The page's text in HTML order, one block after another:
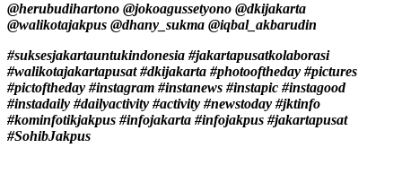
@herubudihartono @jokoagussetyono @dkijakarta
@walikotajakpus @dhany_sukma @iqbal_akbarudin
#suksesjakartauntukindonesia #jakartapusatkolaborasi
#walikotajakartapusat #dkijakarta #photooftheday #pictures
#pictoftheday #instagram #instanews #instapic #instagood
#instadaily #dailyactivity #activity #newstoday #jktinfo
#kominfotikjakpus #infojakarta #infojakpus #jakartapusat
#SohibJakpus